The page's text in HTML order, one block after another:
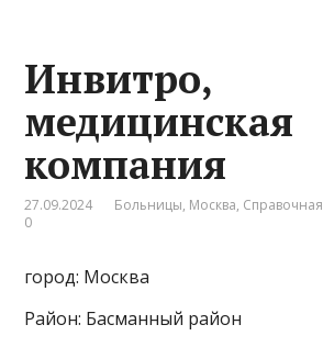
Инвитро,
медицинская
компания
27.09.2024 Больницы, Москва, Справочная
0
город: Москва
Район: Басманный район